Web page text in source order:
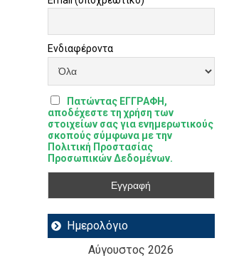
Ενδιαφέροντα
Πατώντας ΕΓΓΡΑΦΗ,
αποδέχεστε τη χρήση των
στοιχείων σας για ενημερωτικούς
σκοπούς σύμφωνα με την
Πολιτική Προστασίας
Προσωπικών Δεδομένων.
Ημερολόγιο
Αύγουστος 2026